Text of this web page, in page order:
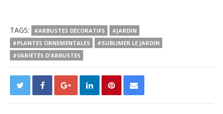
TAGS: #ARBUSTES DÉCORATIFS
#JARDIN
#PLANTES ORNEMENTALES
#SUBLIMER LE JARDIN
#VARIÉTÉS D'ARBUSTES